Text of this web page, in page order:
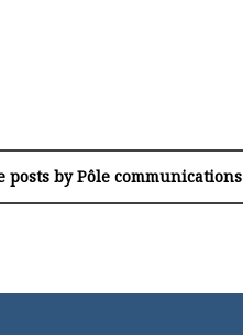
posts by Pôle communications